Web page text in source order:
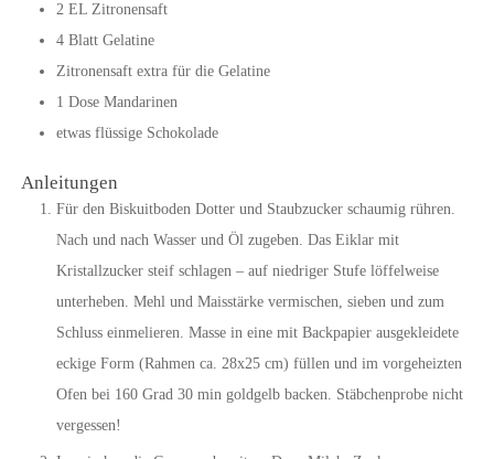
2 EL Zitronensaft
4 Blatt Gelatine
Zitronensaft extra für die Gelatine
1 Dose Mandarinen
etwas flüssige Schokolade
Anleitungen
Für den Biskuitboden Dotter und Staubzucker schaumig rühren.
Nach und nach Wasser und Öl zugeben. Das Eiklar mit
Kristallzucker steif schlagen – auf niedriger Stufe löffelweise
unterheben. Mehl und Maisstärke vermischen, sieben und zum
Schluss einmelieren. Masse in eine mit Backpapier ausgekleidete
eckige Form (Rahmen ca. 28x25 cm) füllen und im vorgeheizten
Ofen bei 160 Grad 30 min goldgelb backen. Stäbchenprobe nicht
vergessen!